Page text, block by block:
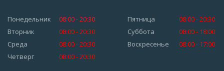
Понедельник
08:00 - 20:30
Вторник
08:00 - 20:30
Среда
08:00 - 20:30
Четверг
08:00 - 20:30
Пятница
08:00 - 20:30
Суббота
08:00 - 18:00
Воскресенье
08:00 - 17:00